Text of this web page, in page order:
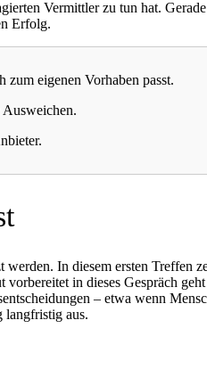
Vermittler zu tun hat.
Erfolg.
eigenen Vorhaben passt.
In diesem ersten Treffen
in dieses Gespräch
– etwa wenn
langfristig aus.